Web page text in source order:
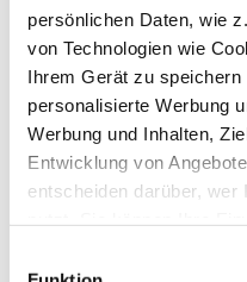
persönlichen Daten, wie
von Technologien wie
Ihrem Gerät zu
personalisierte Werbung
Werbung und Inhalten,
Entwicklung von
entscheiden darüber, wer
Trigger Symbol ändern
1530 L +
Plywood